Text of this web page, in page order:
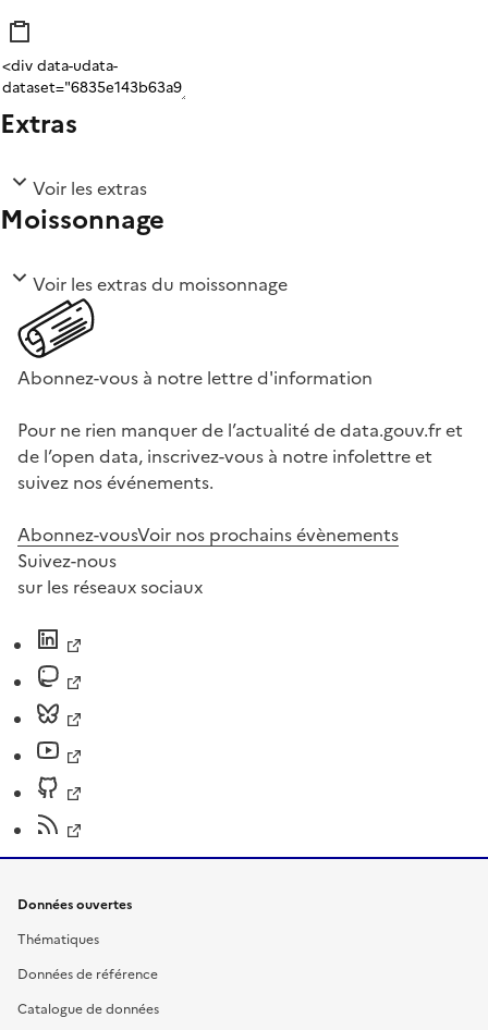
Extras
Voir les extras
Moissonnage
Voir les extras du moissonnage
Abonnez-vous à notre lettre d'information
Pour ne rien manquer de l’actualité de data.gouv.fr et
de l’open data, inscrivez-vous à notre infolettre et
suivez nos événements.
Abonnez-vousVoir nos prochains évènements
Suivez-nous
sur les réseaux sociaux
Données ouvertes
Thématiques
Données de référence
Catalogue de données